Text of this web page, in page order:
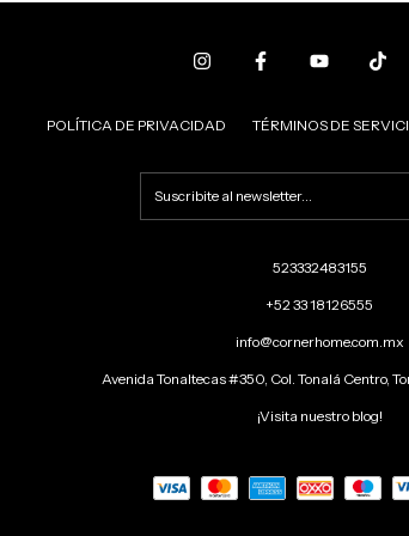
POLÍTICA DE PRIVACIDAD TÉRMINOS DE
523332483155
+52 33 18126555
info@cornerhome.com.mx
Avenida Tonaltecas #350, Col. Tonalá Centro,
¡Visita nuestro blog!